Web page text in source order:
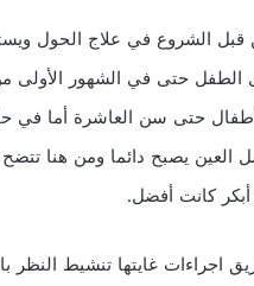
الشروع في علاج الحول
حتى في الشهور الأولى
حتى سن العاشرة أما في
العين يصبح دائما ومن هنا
كانت أفضل.
غايتها تنشيط النظر